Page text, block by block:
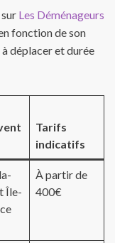
Les Déménageurs
fonction de son
déplacer et durée
Tarifs
indicatifs
Île-
À partir de
400€